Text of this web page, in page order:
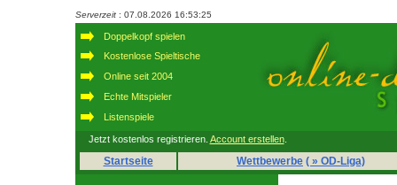
Serverzeit : 07.08.2026 16:53:25
Doppelkopf spielen
Kostenlose Spieltische
Online seit 2004
Echte Mitspieler
Listenspiele
Jetzt kostenlos registrieren. Account erstellen.
Startseite Wettbewerbe ( » OD-Liga)